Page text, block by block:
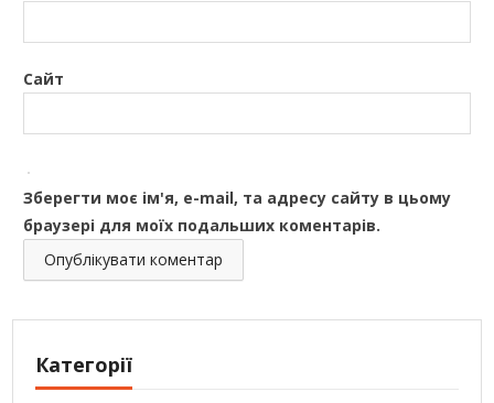
Сайт
Зберегти моє ім'я, e-mail, та адресу сайту в цьому
браузері для моїх подальших коментарів.
Категорії